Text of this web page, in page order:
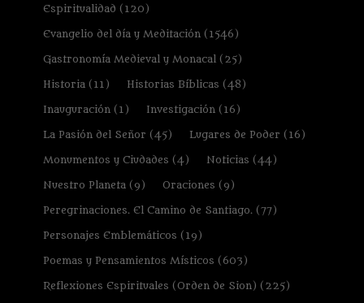
Espiritualidad (120)
Evangelio del día y Meditación (1546)
Gastronomía Medieval y Monacal (25)
Historia (11) Historias Bíblicas (48)
Inauguración (1) Investigación (16)
La Pasión del Señor (45) Lugares de Poder (16)
Monumentos y Ciudades (4) Noticias (44)
Nuestro Planeta (9) Oraciones (9)
Peregrinaciones. El Camino de Santiago. (77)
Personajes Emblemáticos (19)
Poemas y Pensamientos Místicos (603)
Reflexiones Espirituales (Orden de Sion) (225)